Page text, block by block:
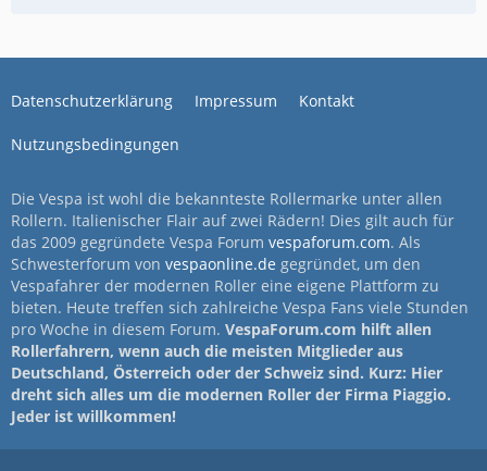
Datenschutzerklärung Impressum Kontakt
Nutzungsbedingungen
Die Vespa ist wohl die bekannteste Rollermarke unter allen
Rollern. Italienischer Flair auf zwei Rädern! Dies gilt auch für
das 2009 gegründete Vespa Forum vespaforum.com. Als
Schwesterforum von vespaonline.de gegründet, um den
Vespafahrer der modernen Roller eine eigene Plattform zu
bieten. Heute treffen sich zahlreiche Vespa Fans viele Stunden
pro Woche in diesem Forum. VespaForum.com hilft allen
Rollerfahrern, wenn auch die meisten Mitglieder aus
Deutschland, Österreich oder der Schweiz sind. Kurz: Hier
dreht sich alles um die modernen Roller der Firma Piaggio.
Jeder ist willkommen!